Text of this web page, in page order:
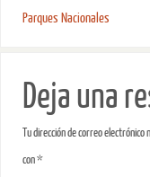
Parques Nacionales
Deja una
Tu dirección de correo electrónico
con*